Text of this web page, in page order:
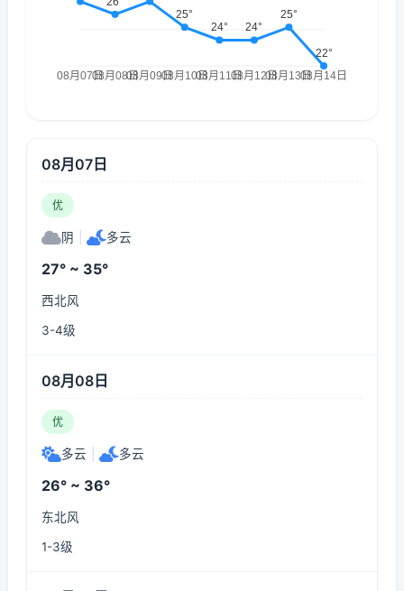
08月07日
优
阴 多云
27° ~ 35°
西北风
3-4级
08月08日
优
多云 多云
26° ~ 36°
东北风
1-3级